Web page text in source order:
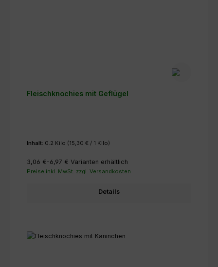
Fleischknochies mit Geflügel
Inhalt: 0.2 Kilo (15,30 € / 1 Kilo)
3,06 €-6,97 € Varianten erhältlich
Preise inkl. MwSt. zzgl. Versandkosten
Details